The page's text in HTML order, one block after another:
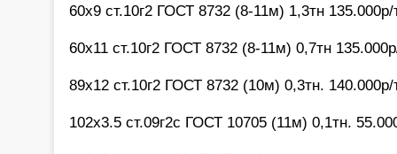
60х9 ст.10г2 ГОСТ 8732 (8-11м) 1,3тн 135.000р/
60х11 ст.10г2 ГОСТ 8732 (8-11м) 0,7тн
89х12 ст.10г2 ГОСТ 8732 (10м) 0,3тн. 140.000р/
102х3.5 ст.09г2с ГОСТ 10705 (11м) 0,1тн.